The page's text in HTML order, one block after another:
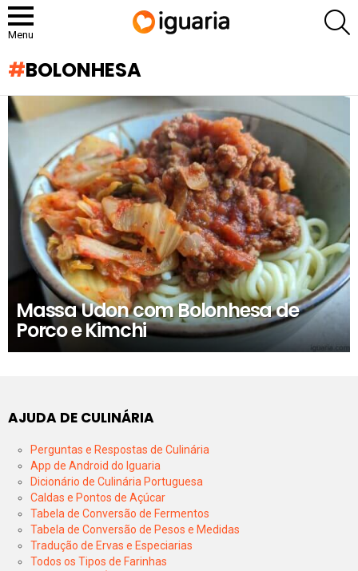
Menu
BOLONHESA
RECOMENDADOS
Massa Udon com Bolonhesa de
Porco e Kimchi
AJUDA DE CULINÁRIA
Perguntas e Respostas de Culinária
App de Android do Iguaria
Dicionário de Culinária Portuguesa
Caldas e Pontos de Açúcar
Tabela de Conversão de Fermentos
Tabela de Conversão de Pesos e Medidas
Tradução de Ervas e Especiarias
Todos os Tipos de Farinhas